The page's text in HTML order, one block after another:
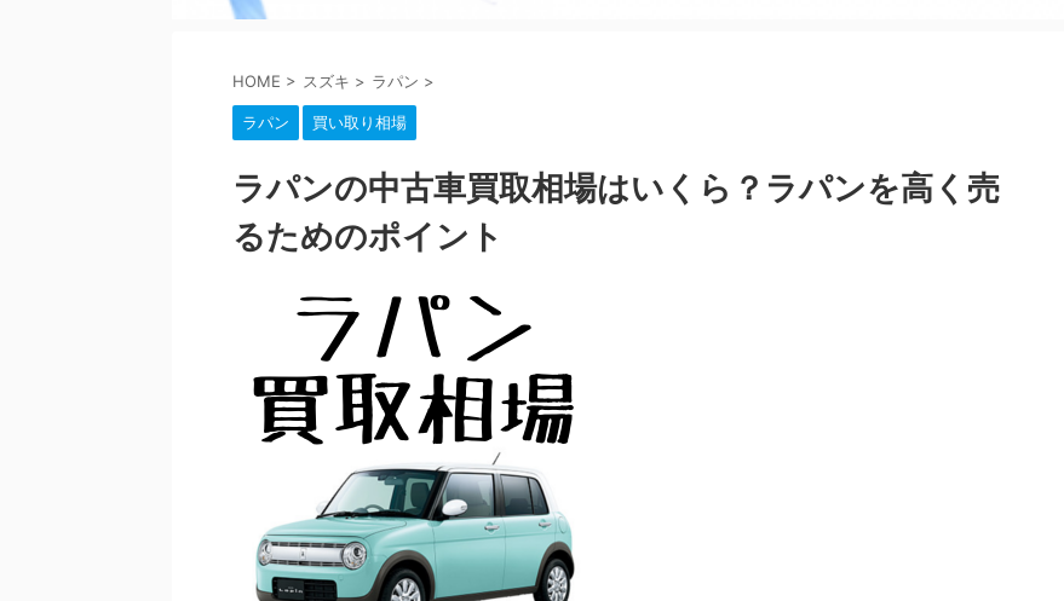
HOME > スズキ > ラパン >
ラパン 買い取り相場
ラパンの中古車買取相場はいくら？ラパンを高く売
るためのポイント